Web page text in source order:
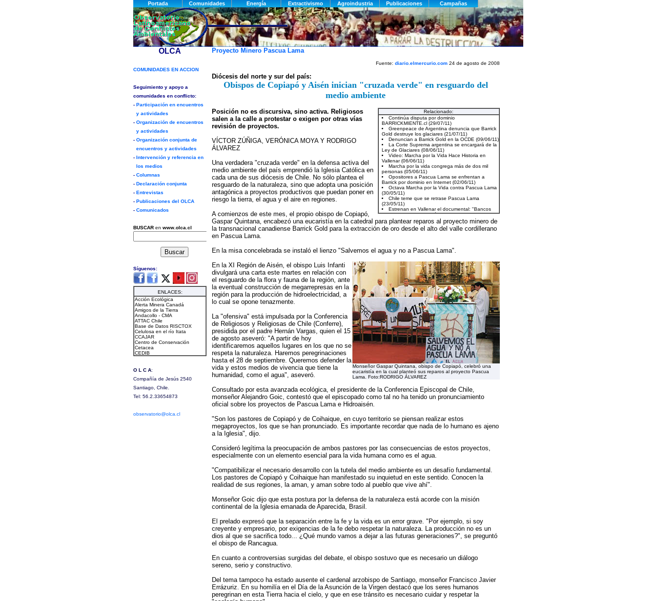
Proyecto Minero Pascua Lama
Fuente: diario.elmercurio.com24 de agosto de 2008
Diócesis del norte y sur del país:
Obispos de Copiapó y Aisén inician "cruzada verde" en resguardo del
medio ambiente
Relacionado:
Posición no es discursiva, sino activa. Religiosos
salen a la calle a protestar o exigen por otras vías
revisión de proyectos.
VÍCTOR ZÚÑIGA, VERÓNICA MOYA Y RODRIGO
ÁLVAREZ
Una verdadera "cruzada verde" en la defensa activa del
medio ambiente del país emprendió la Iglesia Católica en
cada una de sus diócesis de Chile. No sólo plantea el
resguardo de la naturaleza, sino que adopta una posición
antagónica a proyectos productivos que puedan poner en
riesgo la tierra, el agua y el aire en regiones.
A comienzos de este mes, el propio obispo de Copiapó,
Gaspar Quintana, encabezó una eucaristía en la catedral para plantear reparos al proyecto minero de
la transnacional canadiense Barrick Gold para la extracción de oro desde el alto del valle cordillerano
en Pascua Lama.
En la misa concelebrada se instaló el lienzo "Salvemos el agua y no a Pascua Lama".
Monseñor Gaspar Quintana, obispo de Copiapó, celebró una
eucaristía en la cual planteó sus reparos al proyecto Pascua
Lama. Foto:RODRIGO ÁLVAREZ
En la XI Región de Aisén, el obispo Luis Infanti
divulgará una carta este martes en relación con
el resguardo de la flora y fauna de la región, ante
la eventual construcción de megarrepresas en la
región para la producción de hidroelectricidad, a
lo cual se opone tenazmente.
La "ofensiva" está impulsada por la Conferencia
de Religiosos y Religiosas de Chile (Conferre),
presidida por el padre Hernán Vargas, quien el 15
de agosto aseveró: "A partir de hoy
identificaremos aquellos lugares en los que no se
respeta la naturaleza. Haremos peregrinaciones
hasta el 28 de septiembre. Queremos defender la
vida y estos medios de vivencia que tiene la
humanidad, como el agua", aseveró.
Consultado por esta avanzada ecológica, el presidente de la Conferencia Episcopal de Chile,
monseñor Alejandro Goic, contestó que el episcopado como tal no ha tenido un pronunciamiento
oficial sobre los proyectos de Pascua Lama e Hidroaisén.
"Son los pastores de Copiapó y de Coihaique, en cuyo territorio se piensan realizar estos
megaproyectos, los que se han pronunciado. Es importante recordar que nada de lo humano es ajeno
a la Iglesia", dijo.
Consideró legítima la preocupación de ambos pastores por las consecuencias de estos proyectos,
especialmente con un elemento esencial para la vida humana como es el agua.
"Compatibilizar el necesario desarrollo con la tutela del medio ambiente es un desafío fundamental.
Los pastores de Copiapó y Coihaique han manifestado su inquietud en este sentido. Conocen la
realidad de sus regiones, la aman, y aman sobre todo al pueblo que vive ahí".
Monseñor Goic dijo que esta postura por la defensa de la naturaleza está acorde con la misión
continental de la Iglesia emanada de Aparecida, Brasil.
El prelado expresó que la separación entre la fe y la vida es un error grave. "Por ejemplo, si soy
creyente y empresario, por exigencias de la fe debo respetar la naturaleza. La producción no es un
dios al que se sacrifica todo... ¿Qué mundo vamos a dejar a las futuras generaciones?", se preguntó
el obispo de Rancagua.
En cuanto a controversias surgidas del debate, el obispo sostuvo que es necesario un diálogo
sereno, serio y constructivo.
Del tema tampoco ha estado ausente el cardenal arzobispo de Santiago, monseñor Francisco Javier
Errázuriz. En su homilía en el Día de la Asunción de la Virgen destacó que los seres humanos
peregrinan en esta Tierra hacia el cielo, y que en ese tránsito es necesario cuidar y respetar la